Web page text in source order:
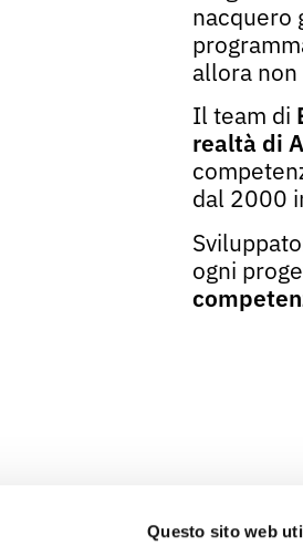
Questo sito web
nacquero
allora
Il team di
realtà di
dal 2000
ogni